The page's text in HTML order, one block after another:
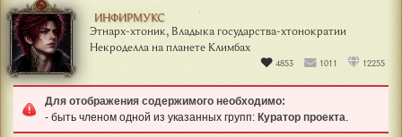
ИНФИРМУКС
Этнарх-хтоник, Владыка государства-хтонократии
Некроделла на планете Климбах
4853 1011 12255
Для отображения содержимого необходимо:
- быть членом одной из указанных групп: Куратор проекта